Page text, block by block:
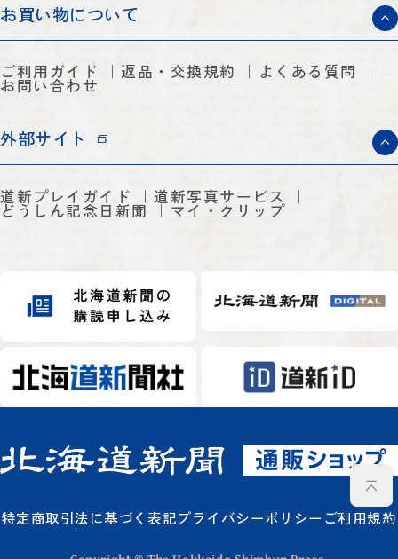
お買い物について
ご利用ガイド 返品・交換規約 よくある質問
お問い合わせ
外部サイト
道新プレイガイド 道新写真サービス
どうしん記念日新聞 マイ・クリップ
特定商取引法に基づく表記プライバシーポリシー ご利用規約